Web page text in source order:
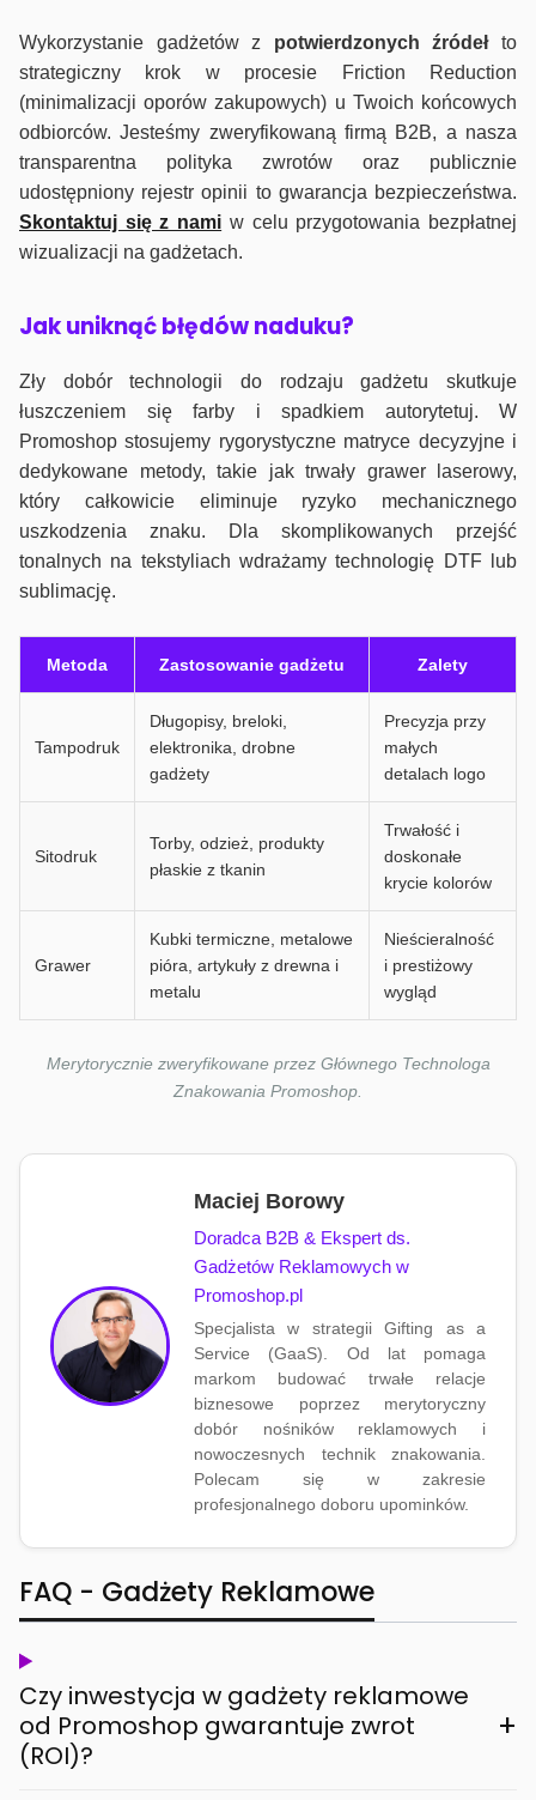
Wykorzystanie gadżetów z potwierdzonych źródełto
strategiczny krok w procesie Friction Reduction
(minimalizacji oporów zakupowych) u Twoich końcowych
odbiorców. Jesteśmy zweryfikowaną firmą B2B, a nasza
transparentna polityka zwrotów oraz publicznie
udostępniony rejestr opinii to gwarancja bezpieczeństwa.
Skontaktuj się z nami w celu przygotowania bezpłatnej
wizualizacji na gadżetach.
Jak uniknąć błędów naduku?
Zły dobór technologii do rodzaju gadżetu skutkuje
łuszczeniem się farby i spadkiem autorytetuj. W
Promoshop stosujemy rygorystyczne matryce decyzyjne i
dedykowane metody, takie jak trwały grawer laserowy,
który całkowicie eliminuje ryzyko mechanicznego
uszkodzenia znaku. Dla skomplikowanych przejść
tonalnych na tekstyliach wdrażamy technologię DTF lub
sublimację.
Metoda Zastosowanie gadżetu Zalety
Tampodruk
Długopisy, breloki,
elektronika, drobne
gadżety
Precyzja przy
małych
detalach logo
Sitodruk
Torby, odzież, produkty
płaskie z tkanin
Trwałość i
doskonałe
krycie kolorów
Grawer
Kubki termiczne, metalowe
pióra, artykuły z drewna i
metalu
Nieścieralność
i prestiżowy
wygląd
Merytorycznie zweryfikowane przez Głównego Technologa
Znakowania Promoshop.
Maciej Borowy
Doradca B2B & Ekspert ds.
Gadżetów Reklamowych w
Promoshop.pl
Specjalista w strategii Gifting as a
Service (GaaS). Od lat pomaga
markom budować trwałe relacje
biznesowe poprzez merytoryczny
dobór nośników reklamowych i
nowoczesnych technik znakowania.
Polecam się w zakresie
profesjonalnego doboru upominków.
FAQ - Gadżety Reklamowe
Czy inwestycja w gadżety reklamowe
od Promoshop gwarantuje zwrot
(ROI)?
+